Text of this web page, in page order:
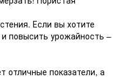
Если вы хотите
повысить урожайность –
отличные показатели, а